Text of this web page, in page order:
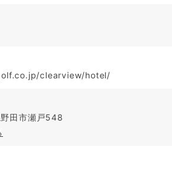
clearview/hotel/
田市瀬戸548